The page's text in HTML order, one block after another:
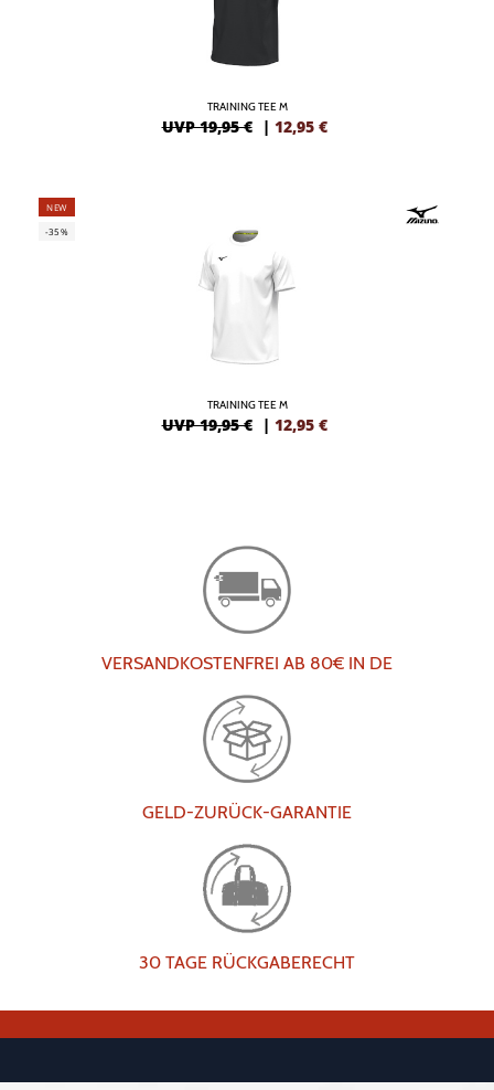
TRAINING TEE M
UVP 19,95 € | 12,95 €
NEW
-35%
TRAINING TEE M
UVP 19,95 € | 12,95 €
VERSANDKOSTENFREI AB 80€ IN DE
GELD-ZURÜCK-GARANTIE
30 TAGE RÜCKGABERECHT